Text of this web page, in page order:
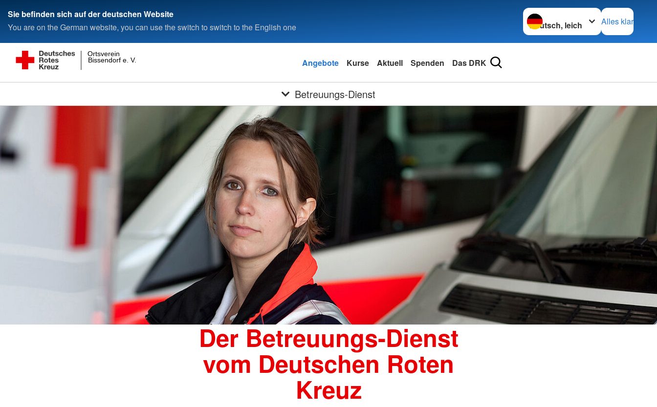
Sie befinden sich auf der deutschen Website
You are on the German website, you can use the switch to switch to the English one
Sprache wechseln zu
Alles klar
Bissendorf e. V.
Ortsverein
Angebote Kurse Aktuell Spenden Das DRK
Betreuungs-Dienst
Der Betreuungs-Dienst
vom Deutschen Roten
Kreuz